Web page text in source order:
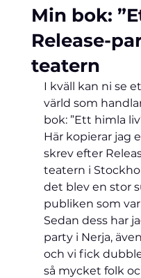
Min bok:
Release-
teatern
I kväll kan ni se
värld som
bok: ”Ett himla
Här kopierar jag
skrev efter
teatern i
det blev en stor
publiken som
Sedan dess har
party i Nerja,
och vi fick
så mycket folk